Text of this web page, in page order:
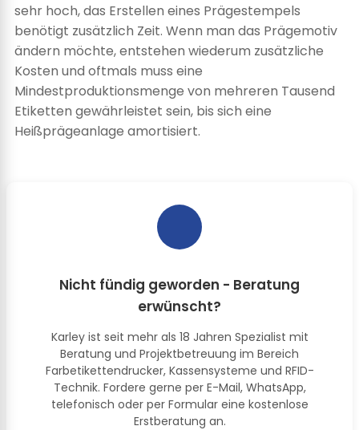
sehr hoch, das Erstellen eines Prägestempels
benötigt zusätzlich Zeit. Wenn man das Prägemotiv
ändern möchte, entstehen wiederum zusätzliche
Kosten und oftmals muss eine
Mindestproduktionsmenge von mehreren Tausend
Etiketten gewährleistet sein, bis sich eine
Heißprägeanlage amortisiert.
Nicht fündig geworden - Beratung
erwünscht?
Karley ist seit mehr als 18 Jahren Spezialist mit
Beratung und Projektbetreuung im Bereich
Farbetikettendrucker, Kassensysteme und RFID-
Technik. Fordere gerne per E-Mail, WhatsApp,
telefonisch oder per Formular eine kostenlose
Erstberatung an.